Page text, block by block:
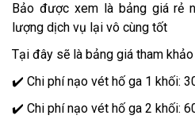
Bảo được xem là bảng giá rẻ
lượng dịch vụ lại vô cùng tốt
Tại đây sẽ là bảng giá tham
✔️ Chi phí nạo vét hố ga 1 khối:
✔️ Chi phí nạo vét hố ga 2 khối: